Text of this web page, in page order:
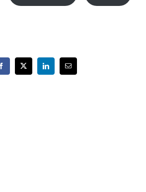
Facebook
X LinkedInEmail